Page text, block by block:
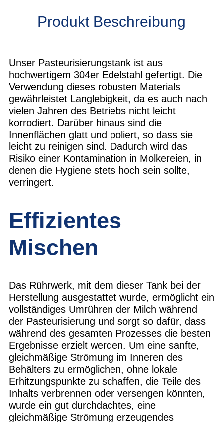
Produkt Beschreibung
Unser Pasteurisierungstank ist aus
hochwertigem 304er Edelstahl gefertigt. Die
Verwendung dieses robusten Materials
gewährleistet Langlebigkeit, da es auch nach
vielen Jahren des Betriebs nicht leicht
korrodiert. Darüber hinaus sind die
Innenflächen glatt und poliert, so dass sie
leicht zu reinigen sind. Dadurch wird das
Risiko einer Kontamination in Molkereien, in
denen die Hygiene stets hoch sein sollte,
verringert.
Effizientes
Mischen
Das Rührwerk, mit dem dieser Tank bei der
Herstellung ausgestattet wurde, ermöglicht ein
vollständiges Umrühren der Milch während
der Pasteurisierung und sorgt so dafür, dass
während des gesamten Prozesses die besten
Ergebnisse erzielt werden. Um eine sanfte,
gleichmäßige Strömung im Inneren des
Behälters zu ermöglichen, ohne lokale
Erhitzungspunkte zu schaffen, die Teile des
Inhalts verbrennen oder versengen könnten,
wurde ein gut durchdachtes, eine
gleichmäßige Strömung erzeugendes